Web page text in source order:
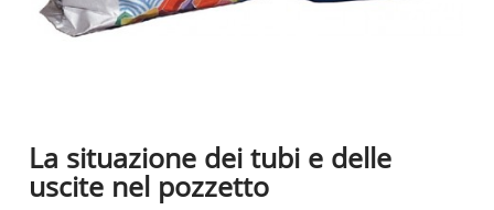
La situazione dei tubi e delle
uscite nel pozzetto